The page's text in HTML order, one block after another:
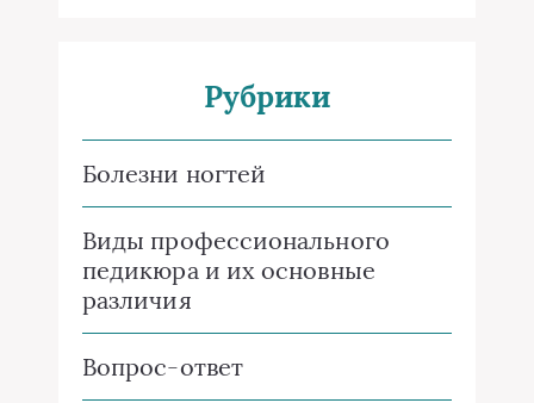
Рубрики
Болезни ногтей
Виды профессионального
педикюра и их основные
различия
Вопрос-ответ